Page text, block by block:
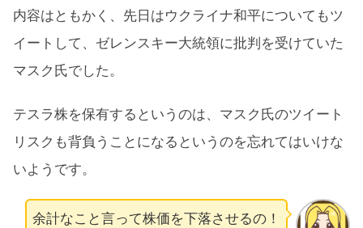
内容はともかく、先日はウクライナ和平についてもツ
イートして、ゼレンスキー大統領に批判を受けていた
マスク氏でした。
テスラ株を保有するというのは、マスク氏のツイート
リスクも背負うことになるというのを忘れてはいけな
いようです。
余計なこと言って株価を下落させるの！